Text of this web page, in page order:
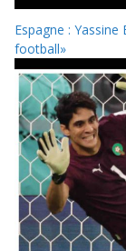
Espagne :
football»